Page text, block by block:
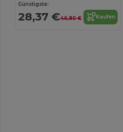
Günstigste:
28,37 €46,80 € Kaufen